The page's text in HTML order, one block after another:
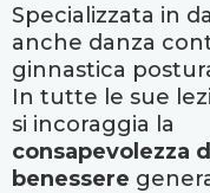
Specializzata in
anche danza
ginnastica
In tutte le sue
si incoraggia la
consapevolezza
benessere